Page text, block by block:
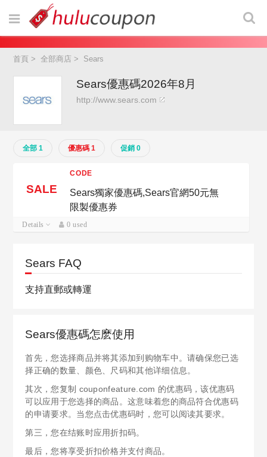
首頁 >全部商店 > Sears
Sears優惠碼2026年8月
http://www.sears.com
全部 1 優惠碼 1 促銷 0
SALE
CODE
Sears獨家優惠碼,Sears官網50元無
限製優惠券
Details 0 used
Sears FAQ
支持直郵或轉運
Sears優惠碼怎麽使用
首先，您选择商品并将其添加到购物车中。请确保您已选
择正确的数量、颜色、尺码和其他详细信息。
其次，您复制 couponfeature.com 的优惠码，该优惠码
可以应用于您选择的商品。这意味着您的商品符合优惠码
的申请要求。当您点击优惠码时，您可以阅读其要求。
第三，您在结账时应用折扣码。
最后，您将享受折扣价格并支付商品。